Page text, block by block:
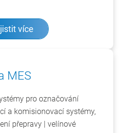
více
MES
pro označování
a komisionovací systémy,
přepravy | velínové